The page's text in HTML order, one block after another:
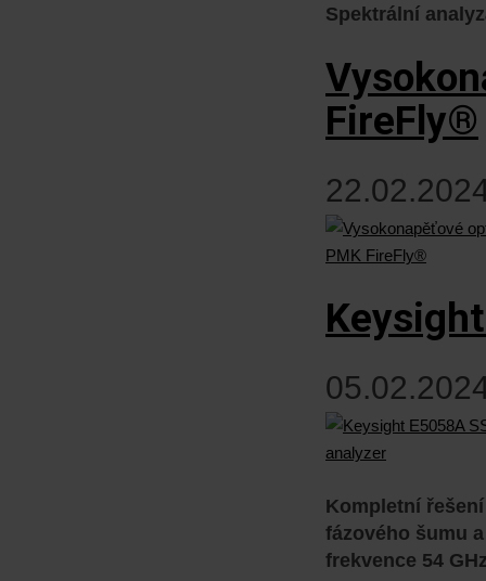
Spektrální
FireFly®
Kompletní
fázového šumu
frekvence 54